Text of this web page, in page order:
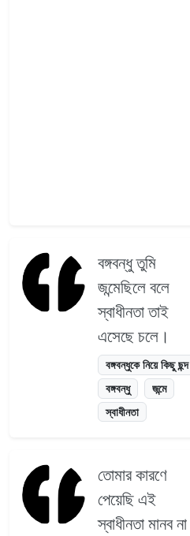
বঙ্গবন্ধু তুমি
জন্মেছিলে বলে
স্বাধীনতা তাই
এসেছে চলে।
বঙ্গবন্ধুকে নিয়ে কিছু ছন্দ
বঙ্গবন্ধু
জন্মে
স্বাধীনতা
তোমার কারণে
পেয়েছি এই
স্বাধীনতা মানব না